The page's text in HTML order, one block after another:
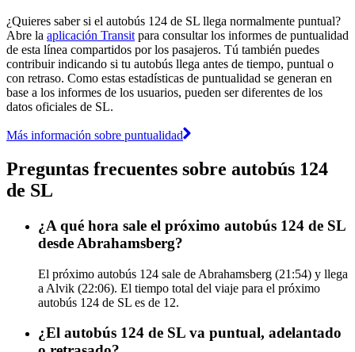
¿Quieres saber si el autobús 124 de SL llega normalmente puntual?
Abre la aplicación Transit para consultar los informes de puntualidad
de esta línea compartidos por los pasajeros. Tú también puedes
contribuir indicando si tu autobús llega antes de tiempo, puntual o
con retraso. Como estas estadísticas de puntualidad se generan en
base a los informes de los usuarios, pueden ser diferentes de los
datos oficiales de SL.
Más información sobre puntualidad
Preguntas frecuentes sobre autobús 124
de SL
¿A qué hora sale el próximo autobús 124 de SL
desde Abrahamsberg?
El próximo autobús 124 sale de Abrahamsberg (21:54) y llega
a Alvik (22:06). El tiempo total del viaje para el próximo
autobús 124 de SL es de 12.
¿El autobús 124 de SL va puntual, adelantado